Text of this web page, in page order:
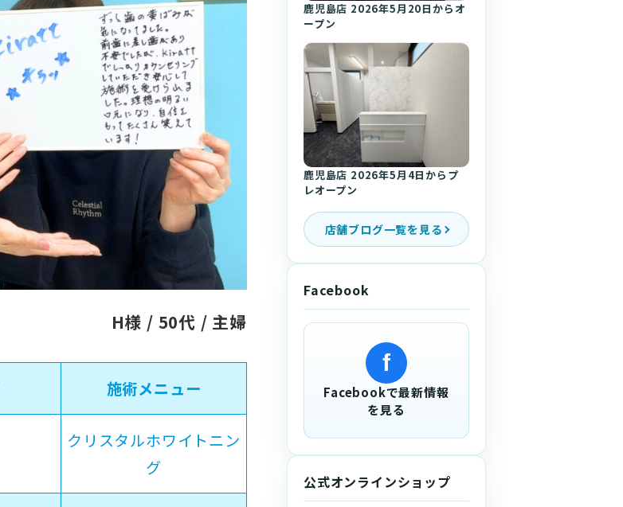
H様 / 50代 / 主婦
施術メニュー
クリスタルホワイトニン
グ
鹿児島店 2026年5月20日からオ
ープン
鹿児島店 2026年5月4日からプ
レオープン
店舗ブログ一覧を見る
Facebook
f
Facebookで最新情報
を見る
公式オンラインショップ